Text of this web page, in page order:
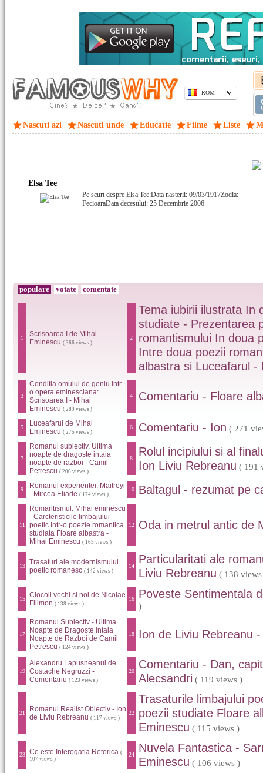
ROM
Nascuti azi Nascuti unde Educatie Filme Liste
Elsa Tee
Pe scurt despre Elsa Tee:Data nasterii: 09/03/1917Zodia:
FecioaraData decesului: 25 Decembrie 2006
populare votate comentate
1
Scrisoarea I de Mihai
Eminescu ( 366 views )
2
Tema iubirii ilustrata In
studiate - Prezentarea
romantismului In doua
Intre doua poezii
albastra si Luceafarul -
3
Conditia omului de geniu Intr-
o opera eminesciana:
Scrisoarea I - Mihai
Eminescu ( 289 views )
4 Comentariu - Floare
5
Luceafarul de Mihai
Eminescu ( 275 views )
6 Comentariu - Ion ( 271
7
Romanul subiectiv, Ultima
noapte de dragoste intaia
noapte de razboi - Camil
Petrescu ( 206 views )
8
Rolul incipiului si al
Ion Liviu Rebreanu ( 191
9
Romanul experientei, Maitreyi
- Mircea Eliade ( 174 views )
10 Baltagul - rezumat pe
11
Romantismul: Mihai eminescu
- Carcteristicile limbajului
poetic Intr-o poezie romantica
studiata Floare albastra -
Mihai Eminescu ( 165 views )
12 Oda in metrul antic de
13
Trasaturi ale modernismului
poetic romanesc ( 142 views )
14
Particularitati ale
Liviu Rebreanu ( 138
15
Ciocoii vechi si noi de Nicolae
Filimon ( 138 views )
16 Poveste Sentimentala
)
17
Romanul Subiectiv - Ultima
Noapte de Dragoste intaia
Noapte de Razboi de Camil
Petrescu ( 124 views )
18 Ion de Liviu Rebreanu
19
Alexandru Lapusneanul de
Costache Negruzzi -
Comentariu ( 123 views )
20
Comentariu - Dan,
Alecsandri ( 119 views )
21
Romanul Realist Obiectiv - Ion
de Liviu Rebreanu ( 117 views )
22
Trasaturile limbajului
poezii studiate Floare
Eminescu ( 115 views )
23 Ce este Interogatia Retorica (
107 views )
24
Nuvela Fantastica -
Eminescu ( 106 views )